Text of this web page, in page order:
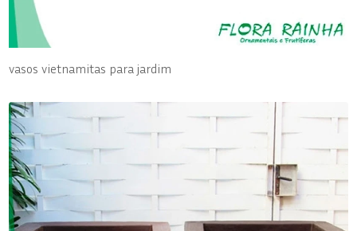
vasos vietnamitas para jardim